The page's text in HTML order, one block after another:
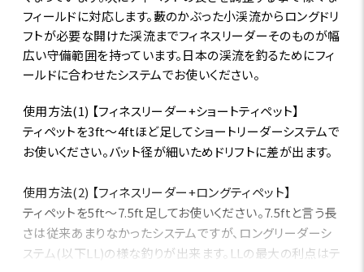
フィールドに対応します。藪のかぶった小渓流からロングドリ
フトが必要な開けた渓流までフィネスリーダーそのものが幅
広い守備範囲を持っています。日本の渓流を釣るためにフィ
ールドに合わせたシステムでお使いください。
使用方法(1) 【フィネスリーダー+ショートティペット】
ティペットを3ft～4ftほど足してショートリーダーシステムで
お使いください。バット径が細いためドリフトに差が出ます。
使用方法(2) 【フィネスリーダー+ロングティペット】
ティペットを5ft～7.5ft足してお使いください。7.5ftと言う長
さは従来あまりなかったシステムですが、ロングリーダーシ
ステム(以下LL)の様な釣りが出来ます。LLの最大の利点はテ